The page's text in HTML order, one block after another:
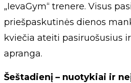
„IevaGym“ trenere. Visus
priešpaskutinės dienos
kviečia ateiti pasiruošusius
apranga.
Šeštadienį – nuotykiai ir